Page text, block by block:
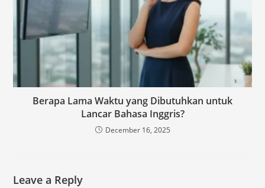
Berapa Lama Waktu yang Dibutuhkan untuk
Lancar Bahasa Inggris?
December 16, 2025
Leave a Reply